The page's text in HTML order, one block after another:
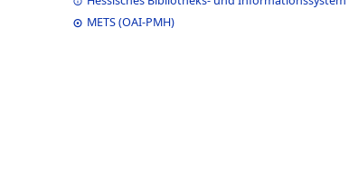
METS (OAI-PMH)